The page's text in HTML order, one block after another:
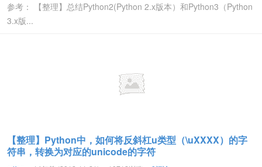
参考： 【整理】总结Python2(Python 2.x版本）和Python3（Python
3.x版...
【整理】Python中，如何将反斜杠u类型（\uXXXX）的字
符串，转换为对应的unicode的字符